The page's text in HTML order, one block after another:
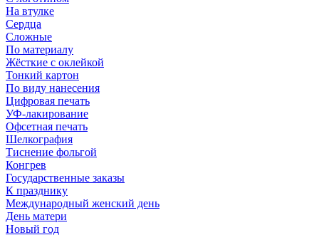
На втулке
Сердца
Сложные
По материалу
Жёсткие с оклейкой
Тонкий картон
По виду нанесения
Цифровая печать
УФ-лакирование
Офсетная печать
Шелкография
Тиснение фольгой
Конгрев
Государственные заказы
К празднику
Международный женский день
День матери
Новый год